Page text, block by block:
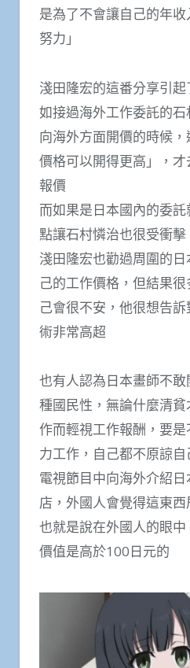
是為了不會讓自己的年
努力」
淺田隆宏的這番分享引
如接過海外工作委託的
向海外方面開價的時候
價格可以開得更高」，
報價
而如果是日本國內的委
點讓石村憐治也很受衝擊
淺田隆宏也勸過周圍的
己的工作價格，但結果
己會很不安，他很想告
術非常高超
也有人認為日本畫師不
種國民性，無論什麼清
作而輕視工作報酬，要
力工作，自己都不原諒自
電視節目中向海外介紹
店，外國人會覺得這東西
也就是說在外國人的眼
價值是高於100日元的